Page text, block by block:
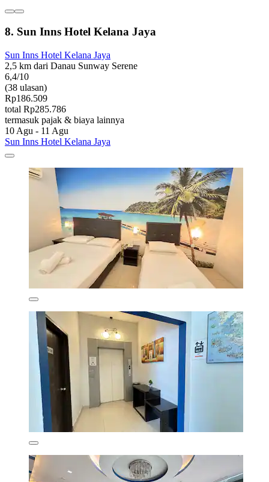
8. Sun Inns Hotel Kelana Jaya
Sun Inns Hotel Kelana Jaya
2,5 km dari Danau Sunway Serene
6,4/10
(38 ulasan)
Rp186.509
total Rp285.786
termasuk pajak & biaya lainnya
10 Agu - 11 Agu
Sun Inns Hotel Kelana Jaya